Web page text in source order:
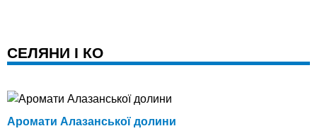
СЕЛЯНИ І КО
Аромати Алазанської долини